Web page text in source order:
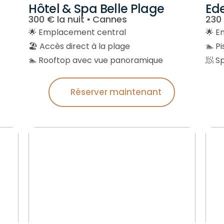
Hôtel & Spa Belle Plage
300 € la nuit ▪︎ Cannes
🌟 Emplacement central
🏖️ Accès direct à la plage
🏊 Rooftop avec vue panoramique
Réserver maintenant
🌟
🏊
🧖